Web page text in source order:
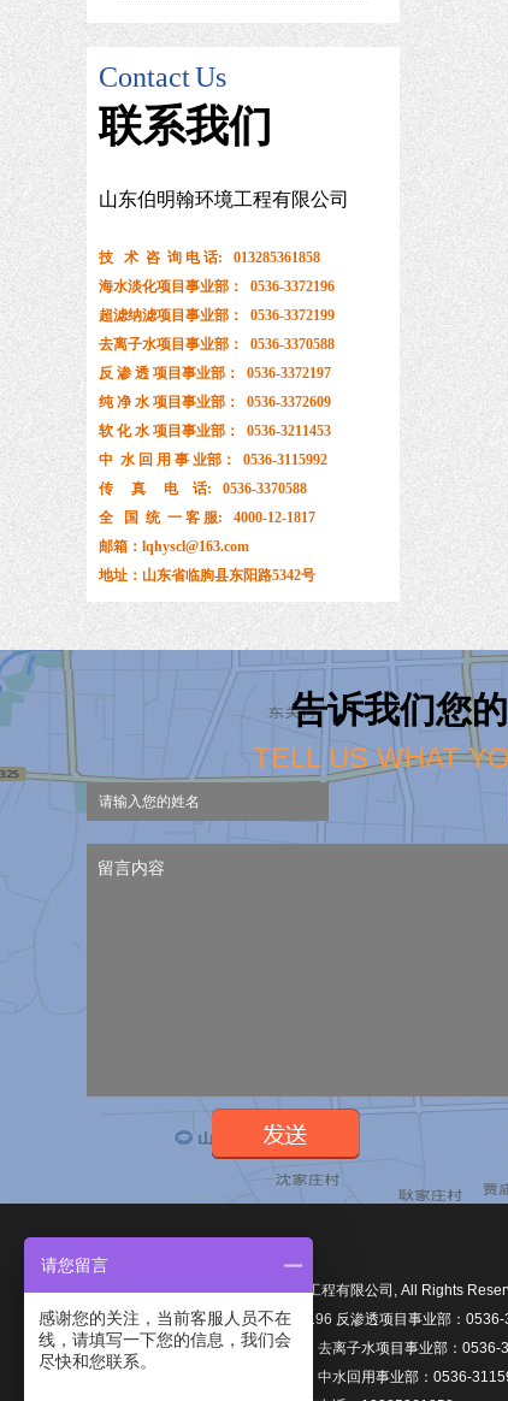
ContactUs
联系我们
山东伯明翰环境工程有限公司
技 术 咨 询 电 话: 013285361858
海水淡化项目事业部： 0536-3372196
超滤纳滤项目事业部： 0536-3372199
去离子水项目事业部： 0536-3370588
反 渗 透 项目事业部： 0536-3372197
纯 净 水 项目事业部： 0536-3372609
软 化 水 项目事业部： 0536-3211453
中 水 回 用 事 业部： 0536-3115992
传 真 电 话: 0536-3370588
全 国 统 一 客 服: 4000-12-1817
邮箱：lqhyscl@163.com
地址：山东省临朐县东阳路5342号
告诉我们您
TELL US WHAT
Copyright © 2017,山东伯明翰环境工程有限公司, All Rights
车用尿素项目事业.部：0536-3372196 反渗透项目事业部：
纯净水项目事业部：0536-3372609 去离子水项目事业部：0536-
软化水项目事业部：0536-3211453 中水回用事业部：0536-
请您留言
感谢您的关注，当前客服人员不在
线，请填写一下您的信息，我们会
尽快和您联系。